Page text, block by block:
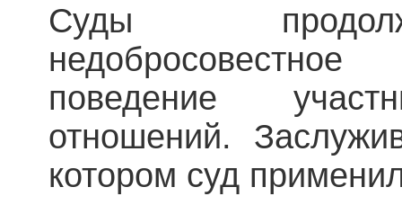
Суды
поведение
отношений.
котором суд